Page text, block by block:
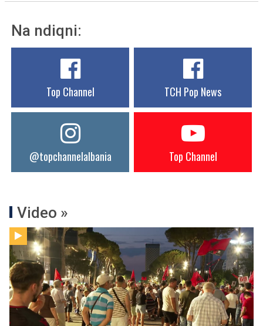
Na ndiqni:
Top Channel TCH Pop News
@topchannelalbania Top Channel
Video »